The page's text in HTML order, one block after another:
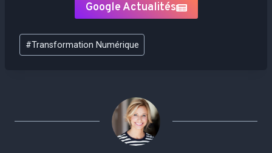
Google Actualités
Étiquettes
de
#Transformation Numérique